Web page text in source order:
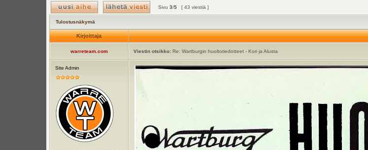
Sivu3/5 [ 43 viestiä ]
Tulostusnäkymä
Kirjoittaja
warreteam.com Viestin otsikko: Re: Wartburgin huoltotiedotteet - Kori ja Alusta
Site Admin